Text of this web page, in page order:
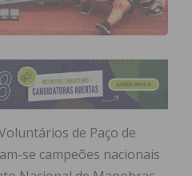
de Paço de
se campeões nacionais